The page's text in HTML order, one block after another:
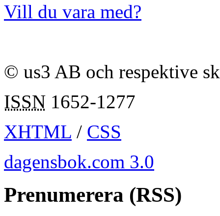
Vill du vara med?
© us3 AB och respektive
ISSN 1652-1277
XHTML / CSS
dagensbok.com 3.0
Prenumerera (RSS)